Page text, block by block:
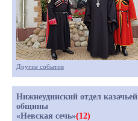
Другие события
Нижнеудинский отдел казачьей
общины
«Невская сечь»(12)